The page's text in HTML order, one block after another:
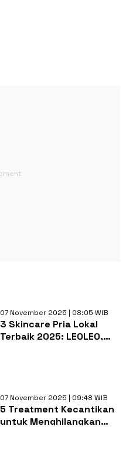
07 November 2025 | 08:05 WIB
3 Skincare Pria Lokal
Terbaik 2025: LEOLEO,
07 November 2025 | 09:48 WIB
5 Treatment Kecantikan
untuk Menghilangkan